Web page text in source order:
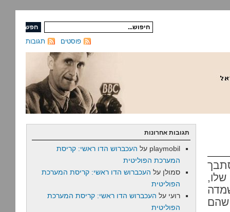
תגובות פוסטים
שהם
תגובות אחרונות
playmobil על העכברוש הדו ראשי: קריסת
המערכת הפוליטית
סמולן על העכברוש הדו ראשי: קריסת המערכת
הפוליטית
רועי על העכברוש הדו ראשי: קריסת המערכת
הפוליטית